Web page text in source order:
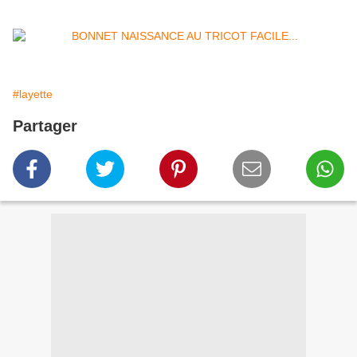
#layette
Partager